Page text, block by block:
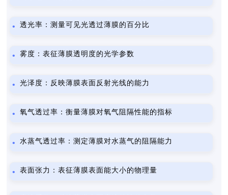
透光率：测量可见光透过薄膜的百分比
雾度：表征薄膜透明度的光学参数
光泽度：反映薄膜表面反射光线的能力
氧气透过率：衡量薄膜对氧气阻隔性能的指标
水蒸气透过率：测定薄膜对水蒸气的阻隔能力
表面张力：表征薄膜表面能大小的物理量